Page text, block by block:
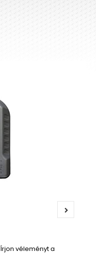
Írjon véleményt a